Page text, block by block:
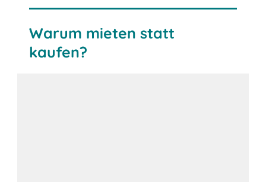
Warum mieten statt
kaufen?